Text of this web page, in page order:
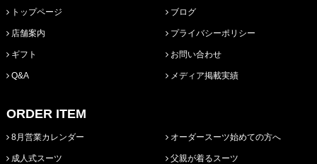
トップページ
店舗案内
ギフト
Q&A
ブログ
プライバシーポリシー
お問い合わせ
メディア掲載実績
ORDER ITEM
8月営業カレンダー
成人式スーツ
オーダースーツ始めての方へ
父親が着るスーツ